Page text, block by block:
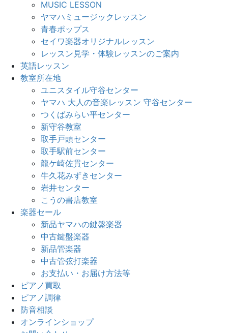
MUSIC LESSON
ヤマハミュージックレッスン
青春ポップス
セイワ楽器オリジナルレッスン
レッスン見学・体験レッスンのご案内
英語レッスン
教室所在地
ユニスタイル守谷センター
ヤマハ 大人の音楽レッスン 守谷センター
つくばみらい平センター
新守谷教室
取手戸頭センター
取手駅前センター
龍ケ崎佐貫センター
牛久花みずきセンター
岩井センター
こうの書店教室
楽器セール
新品ヤマハの鍵盤楽器
中古鍵盤楽器
新品管楽器
中古管弦打楽器
お支払い・お届け方法等
ピアノ買取
ピアノ調律
防音相談
オンラインショップ